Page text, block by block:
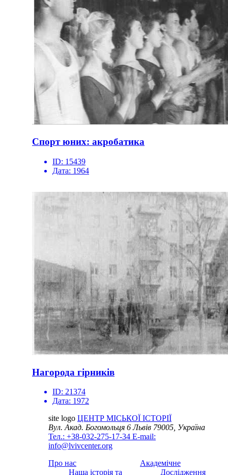
Спорт юних: акробатика
ID: 15439
Дата: 1964
Нагорода гірників
ID: 21374
Дата: 1972
site logo ЦЕНТР МІСЬКОЇ ІСТОРІЇ
Вул. Акад. Богомольця 6Львів 79005, Україна
Тел.: +38-032-275-17-34 E-mail:
info@lvivcenter.org
Про нас
Наша історія та
Академічне
Дослідження